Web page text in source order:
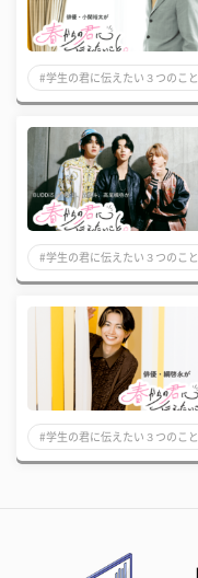
#学生の君に伝えたい３つのこと
#学生の君に伝えたい３つのこと
#学生の君に伝えたい３つのこと